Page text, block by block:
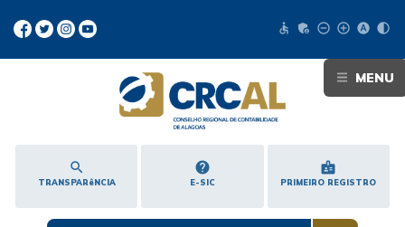
MENU
accessible admin_panel_settings remove_circle_outline add_circle_outline hdr_auto contrast
search
TRANSPARêNCIA
help
E-SIC
badge
PRIMEIRO REGISTRO